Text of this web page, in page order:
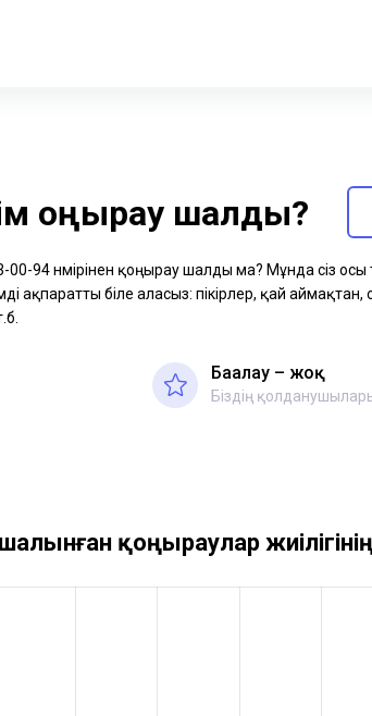
қоңырау шалды?
94 нөмірінен қоңырау шалды ма? Мұнда сіз осы
ақпаратты біле аласыз: пікірлер, қай
Бағалау – жоқ
Біздің
қоңыраулар